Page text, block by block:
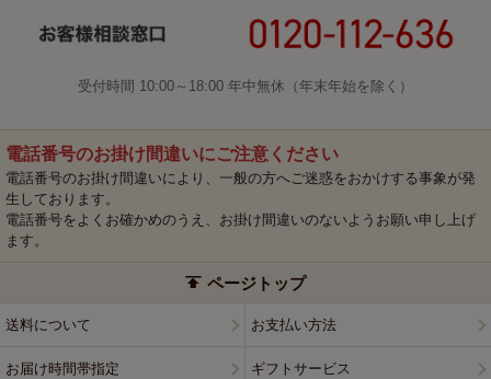
受付時間 10:00～18:00 年中無休（年末年始を除く）
電話番号のお掛け間違いにご注意ください
電話番号のお掛け間違いにより、一般の方へご迷惑をおかけする事象が発
生しております。
電話番号をよくお確かめのうえ、お掛け間違いのないようお願い申し上げ
ます。
ページトップ
送料について お支払い方法
お届け時間帯指定 ギフトサービス